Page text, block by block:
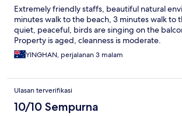
Extremely friendly staffs, beautiful natural
minutes walk to the beach, 3 minutes walk to
quiet, peaceful, birds are singing on the
Property is aged, cleanness is moderate.
YINGHAN, perjalanan 3 malam
Ulasan terverifikasi
10/10 Sempurna